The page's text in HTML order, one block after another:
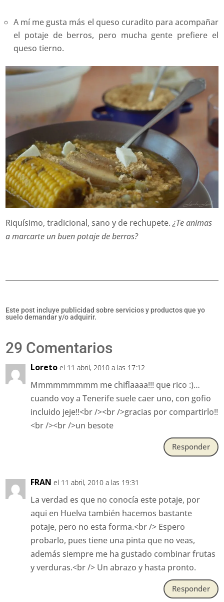
A mí me gusta más el queso curadito para acompañar
el potaje de berros, pero mucha gente prefiere el
queso tierno.
Riquísimo, tradicional, sano y de rechupete.¿Te animas
a marcarte un buen potaje de berros?
Este post incluye publicidad sobre servicios y productos que yo
suelo demandar y/o adquirir.
29 Comentarios
Loreto el 11 abril, 2010 a las 17:12
Mmmmmmmmm me chiflaaaa!!! que rico :)…
cuando voy a Tenerife suele caer uno, con gofio
incluido jeje!!<br /><br />gracias por compartirlo!!
<br /><br />un besote
Responder
FRAN el 11 abril, 2010 a las 19:31
La verdad es que no conocía este potaje, por
aqui en Huelva también hacemos bastante
potaje, pero no esta forma.<br /> Espero
probarlo, pues tiene una pinta que no veas,
además siempre me ha gustado combinar frutas
y verduras.<br /> Un abrazo y hasta pronto.
Responder